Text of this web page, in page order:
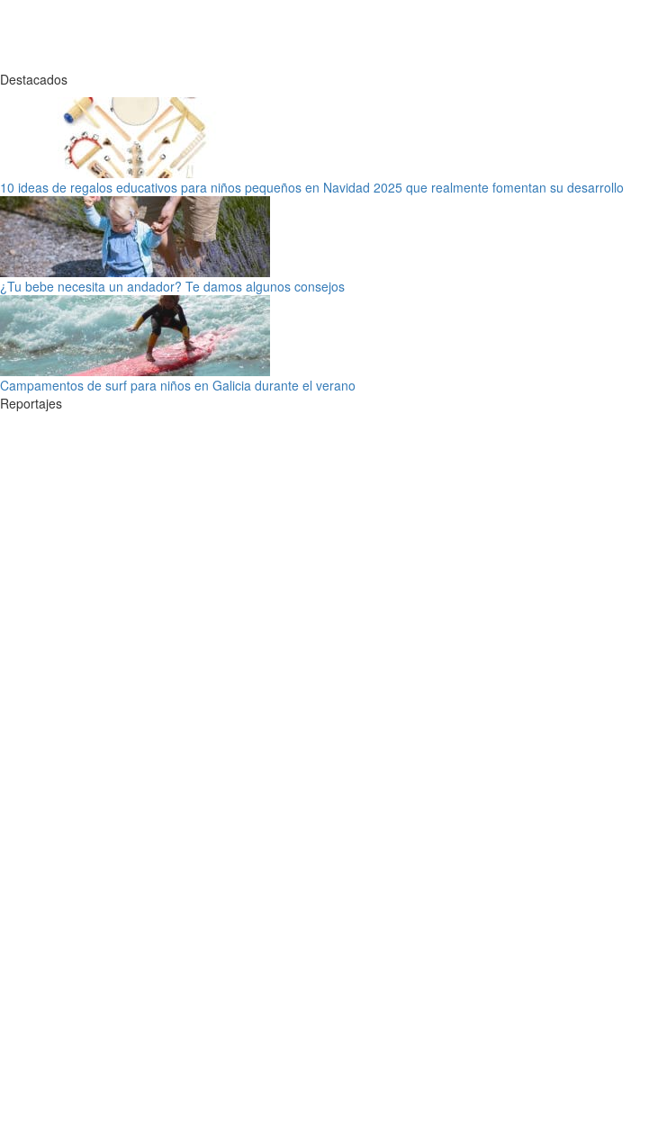
Destacados
10 ideas de regalos educativos para niños pequeños en Navidad 2025 que realmente fomentan su desarrollo
¿Tu bebe necesita un andador? Te damos algunos consejos
Campamentos de surf para niños en Galicia durante el verano
Reportajes